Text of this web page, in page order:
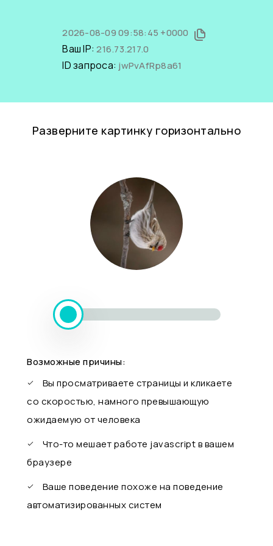
2026-08-09 09:58:45 +0000
Ваш IP:216.73.217.0
ID запроса: jwPvAfRp8a61
Разверните картинку горизонтально
Возможные причины:
Вы просматриваете страницы и кликаете
со скоростью, намного превышающую
ожидаемую от человека
Что-то мешает работе javascript в вашем
браузере
Ваше поведение похоже на поведение
автоматизированных систем